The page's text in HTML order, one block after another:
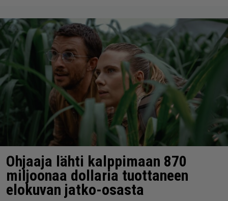
Ohjaaja lähti kalppimaan 870
miljoonaa dollaria tuottaneen
elokuvan jatko-osasta